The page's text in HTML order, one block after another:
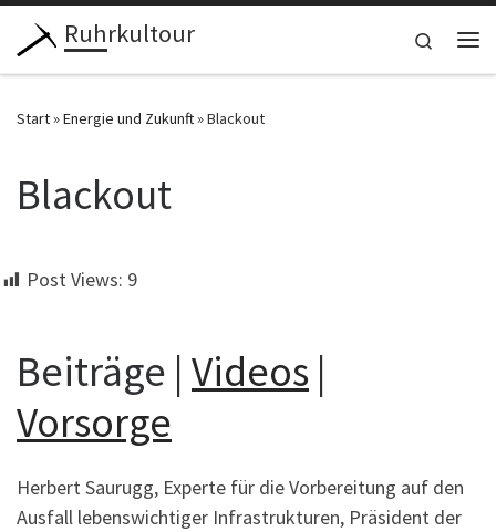
Zum Inhalt springen
Ruhrkultour
Search
Start»Energie und Zukunft»Blackout
Blackout
Post Views: 9
Beiträge | Videos |
Vorsorge
Herbert Saurugg, Experte für die Vorbereitung auf den
Ausfall lebenswichtiger Infrastrukturen, Präsident der